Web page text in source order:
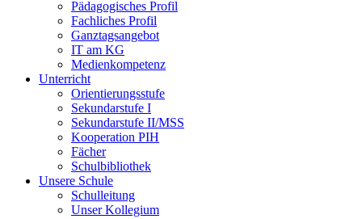
Pädagogisches Profil
Fachliches Profil
Ganztagsangebot
IT am KG
Medienkompetenz
Unterricht
Orientierungsstufe
Sekundarstufe I
Sekundarstufe II/MSS
Kooperation PIH
Fächer
Schulbibliothek
Unsere Schule
Schulleitung
Unser Kollegium